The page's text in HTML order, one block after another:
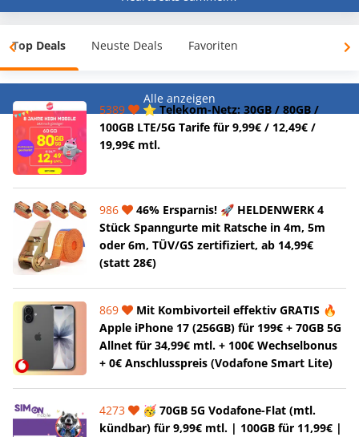
Top Deals Neuste Deals Favoriten
Alle anzeigen
5389
⭐️ Telekom-Netz: 30GB / 80GB /
100GB LTE/5G Tarife für 9,99€ / 12,49€ /
19,99€ mtl.
986
46% Ersparnis! 🚀 HELDENWERK 4
Stück Spanngurte mit Ratsche in 4m, 5m
oder 6m, TÜV/GS zertifiziert, ab 14,99€
(statt 28€)
869
Mit Kombivorteil effektiv GRATIS 🔥
Apple iPhone 17 (256GB) für 199€ + 70GB 5G
Allnet für 34,99€ mtl. + 100€ Wechselbonus
+ 0€ Anschlusspreis (Vodafone Smart Lite)
4273
🥳 70GB 5G Vodafone-Flat (mtl.
kündbar) für 9,99€ mtl. | 100GB für 11,99€ |